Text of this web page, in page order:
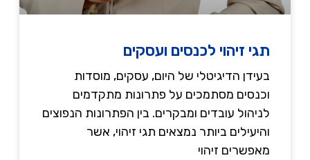
תגי זיהוי לכנסים ועסקים
בעידן הדיגיטלי של היום, עסקים, מוסדות
וכנסים מסתמכים על פתרונות מתקדמים
לניהול עובדים ומבקרים. בין הפתרונות הנפוצים
והיעילים ביותר נמצאים תגי זיהוי, אשר
מאפשרים זיהוי